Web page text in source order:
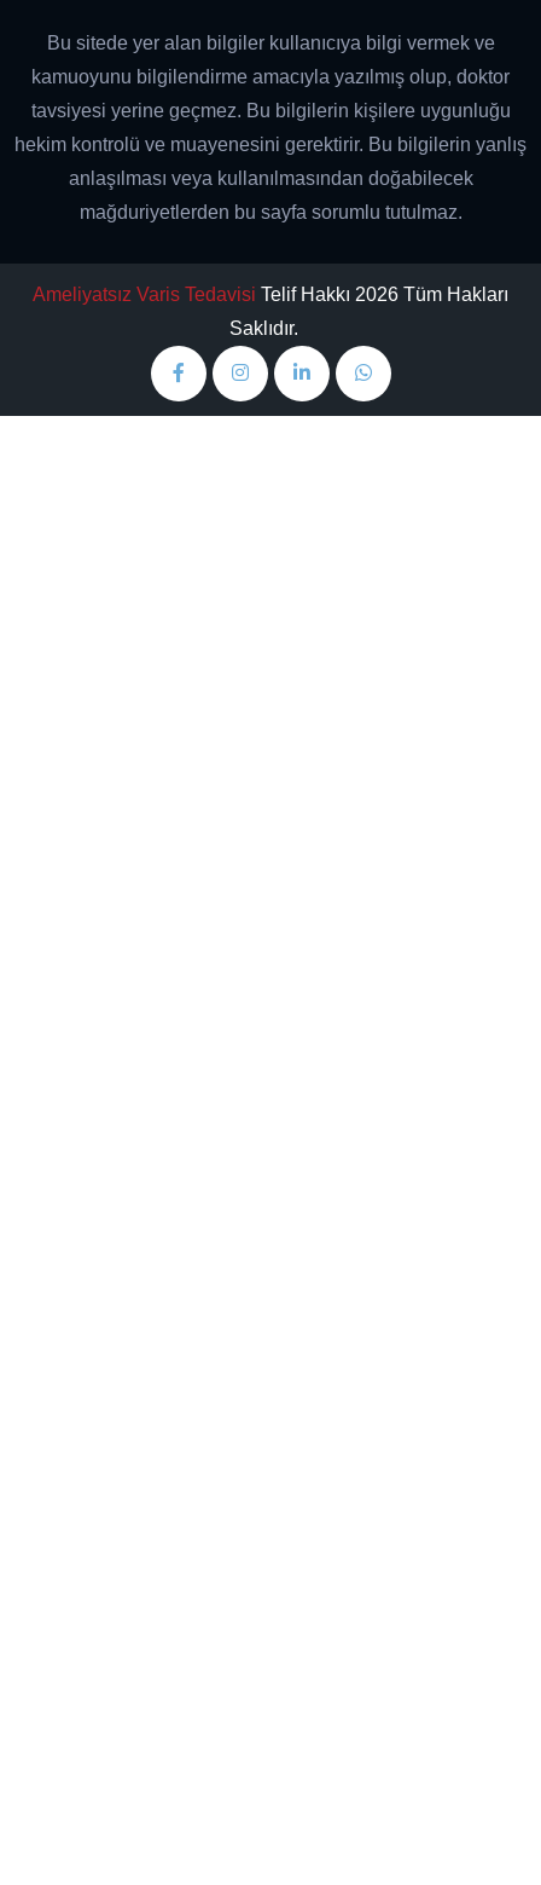
Bu sitede yer alan bilgiler kullanıcıya bilgi vermek ve
kamuoyunu bilgilendirme amacıyla yazılmış olup, doktor
tavsiyesi yerine geçmez. Bu bilgilerin kişilere uygunluğu
hekim kontrolü ve muayenesini gerektirir. Bu bilgilerin yanlış
anlaşılması veya kullanılmasından doğabilecek
mağduriyetlerden bu sayfa sorumlu tutulmaz.
Ameliyatsız Varis Tedavisi Telif Hakkı 2026 Tüm Hakları
Saklıdır.